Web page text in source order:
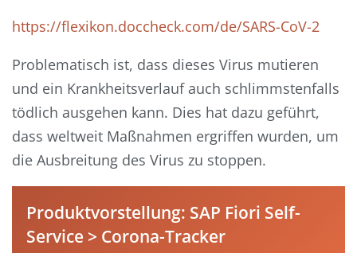
https://flexikon.doccheck.com/de/SARS-CoV-2
Problematisch ist, dass dieses Virus mutieren
und ein Krankheitsverlauf auch schlimmstenfalls
tödlich ausgehen kann. Dies hat dazu geführt,
dass weltweit Maßnahmen ergriffen wurden, um
die Ausbreitung des Virus zu stoppen.
Produktvorstellung: SAP Fiori Self-
Service > Corona-Tracker